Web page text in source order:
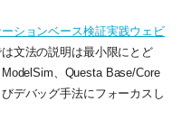
ションベース検証実践ウェビ
文法の説明は最小限にとど
、Questa Base/Core
デバッグ手法にフォーカスし